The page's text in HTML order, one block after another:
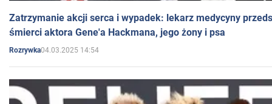
Zatrzymanie akcji serca i wypadek: lekarz medycyny
śmierci aktora Gene'a Hackmana, jego żony i psa
Rozrywka04.03.2025 14:54